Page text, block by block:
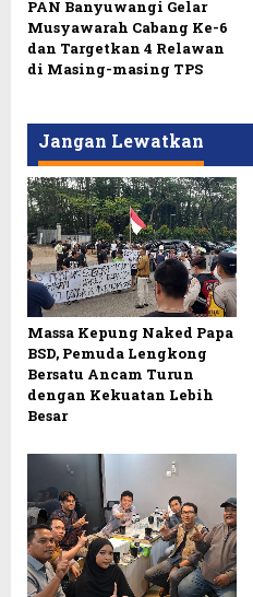
PAN Banyuwangi Gelar
Musyawarah Cabang Ke-6
dan Targetkan 4 Relawan
di Masing-masing TPS
Jangan Lewatkan
Massa Kepung Naked Papa
BSD, Pemuda Lengkong
Bersatu Ancam Turun
dengan Kekuatan Lebih
Besar